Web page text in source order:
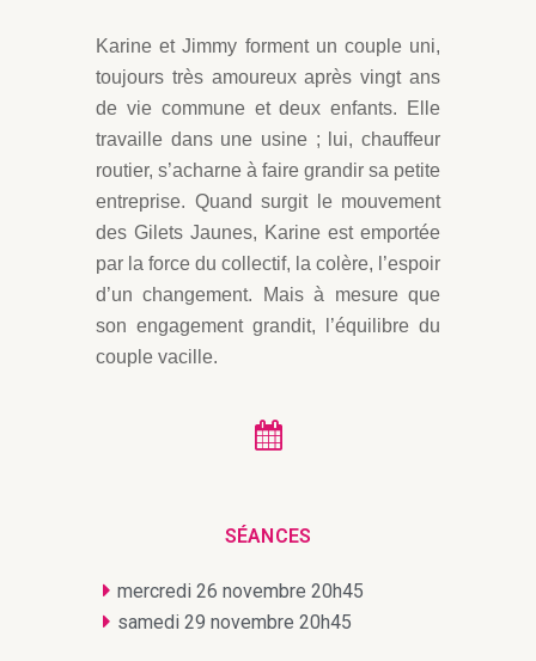
Karine et Jimmy forment un couple uni,
toujours très amoureux après vingt ans
de vie commune et deux enfants. Elle
travaille dans une usine ; lui, chauffeur
routier, s’acharne à faire grandir sa petite
entreprise. Quand surgit le mouvement
des Gilets Jaunes, Karine est emportée
par la force du collectif, la colère, l’espoir
d’un changement. Mais à mesure que
son engagement grandit, l’équilibre du
couple vacille.
SÉANCES
mercredi 26 novembre 20h45
samedi 29 novembre 20h45